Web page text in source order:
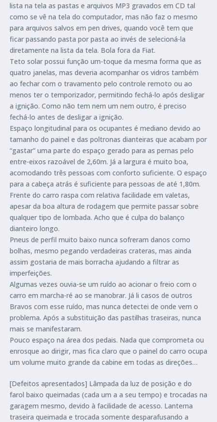
lista na tela as pastas e arquivos MP3 gravados em CD tal
como se vê na tela do computador, mas não faz o mesmo
para arquivos salvos em pen drives, quando você tem que
ficar passando pasta por pasta ao invés de selecioná-la
diretamente na lista da tela. Bola fora da Fiat.
Teto solar possui função um-toque da mesma forma que as
quatro janelas, mas deveria acompanhar os vidros também
ao fechar com o travamento pelo controle remoto ou ao
menos ter o temporizador, permitindo fechá-lo após desligar
a ignição. Como não tem nem um nem outro, é preciso
fechá-lo antes de desligar a ignição.
Espaço longitudinal para os ocupantes é mediano devido ao
tamanho do painel e das poltronas dianteiras que acabam por
“gastar” uma parte do espaço gerado para as pernas pelo
entre-eixos razoável de 2,60m. Já a largura é muito boa,
acomodando três pessoas com conforto suficiente. O espaço
para a cabeça atrás é suficiente para pessoas de até 1,80m.
Frente do carro raspa com relativa facilidade em valetas,
apesar da boa altura de rodagem que permite passar sobre
qualquer tipo de lombada. Acho que é culpa do balanço
dianteiro longo.
Pneus de perfil muito baixo nunca sofreram danos como
bolhas, mesmo pegando verdadeiras crateras, mas ainda
assim gostaria de mais borracha ajudando a filtrar as
imperfeições.
Algumas vezes ouvia-se um ruído ao acionar o freio com o
carro em marcha-ré ao se manobrar. Já li casos de outros
Bravos com esse ruído, mas nunca detectei de onde vem o
problema. Após a substituição das pastilhas traseiras, nunca
mais se manifestaram.
Pouco espaço na área dos pedais. Nada que comprometa ou
enrosque ao dirigir, mas fica claro que o painel do carro ocupa
um volume muito grande da cabine em todas as direções…
[Defeitos apresentados] Lâmpada da luz de posição e do
farol baixo queimadas (cada um a a seu tempo) e trocadas na
garagem mesmo, devido à facilidade de acesso. Lanterna
traseira queimada e trocada somente desparafusando a